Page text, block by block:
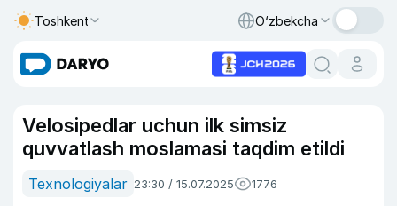
Toshkent O‘zbekcha
Velosipedlar uchun ilk simsiz
quvvatlash moslamasi taqdim etildi
Texnologiyalar 23:30 / 15.07.2025 1776